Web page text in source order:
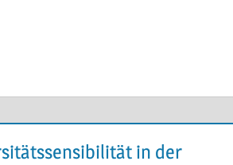
in der